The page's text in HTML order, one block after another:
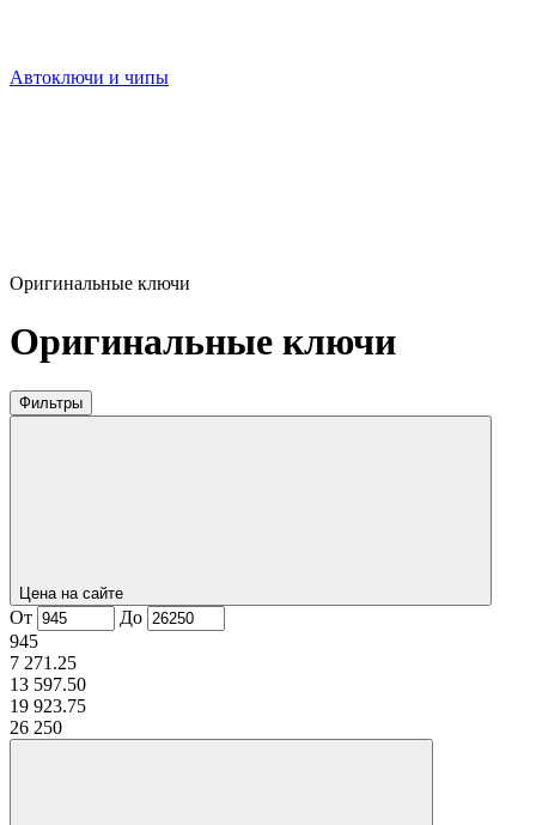
Автоключи и чипы
Оригинальные ключи
Оригинальные ключи
Фильтры
Цена на сайте
От
До
945
7 271.25
13 597.50
19 923.75
26 250